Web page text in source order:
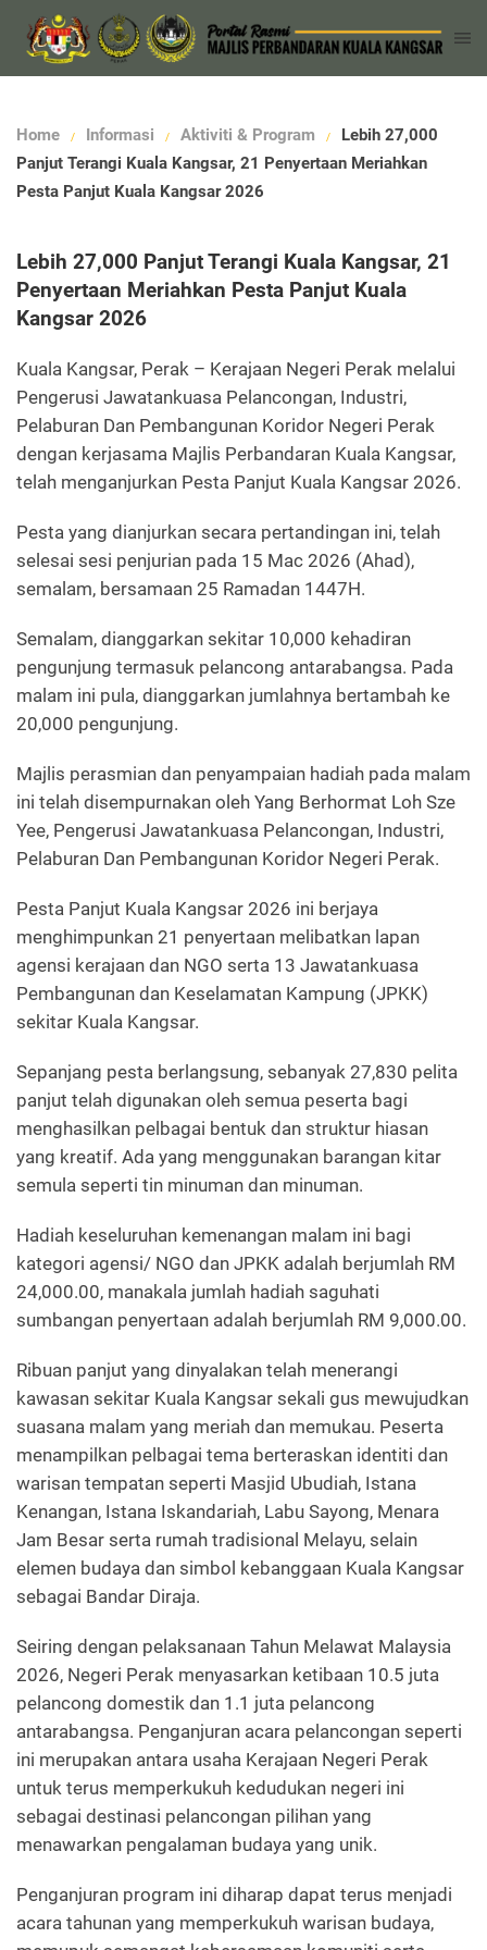
Home Informasi Aktiviti & Program
Lebih 27,000
Panjut Terangi Kuala Kangsar, 21 Penyertaan Meriahkan
Pesta Panjut Kuala Kangsar 2026
Lebih 27,000 Panjut Terangi Kuala Kangsar, 21
Penyertaan Meriahkan Pesta Panjut Kuala
Kangsar 2026
Kuala Kangsar, Perak – Kerajaan Negeri Perak melalui
Pengerusi Jawatankuasa Pelancongan, Industri,
Pelaburan Dan Pembangunan Koridor Negeri Perak
dengan kerjasama Majlis Perbandaran Kuala Kangsar,
telah menganjurkan Pesta Panjut Kuala Kangsar 2026.
Pesta yang dianjurkan secara pertandingan ini, telah
selesai sesi penjurian pada 15 Mac 2026 (Ahad),
semalam, bersamaan 25 Ramadan 1447H.
Semalam, dianggarkan sekitar 10,000 kehadiran
pengunjung termasuk pelancong antarabangsa. Pada
malam ini pula, dianggarkan jumlahnya bertambah ke
20,000 pengunjung.
Majlis perasmian dan penyampaian hadiah pada malam
ini telah disempurnakan oleh Yang Berhormat Loh Sze
Yee, Pengerusi Jawatankuasa Pelancongan, Industri,
Pelaburan Dan Pembangunan Koridor Negeri Perak.
Pesta Panjut Kuala Kangsar 2026 ini berjaya
menghimpunkan 21 penyertaan melibatkan lapan
agensi kerajaan dan NGO serta 13 Jawatankuasa
Pembangunan dan Keselamatan Kampung (JPKK)
sekitar Kuala Kangsar.
Sepanjang pesta berlangsung, sebanyak 27,830 pelita
panjut telah digunakan oleh semua peserta bagi
menghasilkan pelbagai bentuk dan struktur hiasan
yang kreatif. Ada yang menggunakan barangan kitar
semula seperti tin minuman dan minuman.
Hadiah keseluruhan kemenangan malam ini bagi
kategori agensi/ NGO dan JPKK adalah berjumlah RM
24,000.00, manakala jumlah hadiah saguhati
sumbangan penyertaan adalah berjumlah RM 9,000.00.
Ribuan panjut yang dinyalakan telah menerangi
kawasan sekitar Kuala Kangsar sekali gus mewujudkan
suasana malam yang meriah dan memukau. Peserta
menampilkan pelbagai tema berteraskan identiti dan
warisan tempatan seperti Masjid Ubudiah, Istana
Kenangan, Istana Iskandariah, Labu Sayong, Menara
Jam Besar serta rumah tradisional Melayu, selain
elemen budaya dan simbol kebanggaan Kuala Kangsar
sebagai Bandar Diraja.
Seiring dengan pelaksanaan Tahun Melawat Malaysia
2026, Negeri Perak menyasarkan ketibaan 10.5 juta
pelancong domestik dan 1.1 juta pelancong
antarabangsa. Penganjuran acara pelancongan seperti
ini merupakan antara usaha Kerajaan Negeri Perak
untuk terus memperkukuh kedudukan negeri ini
sebagai destinasi pelancongan pilihan yang
menawarkan pengalaman budaya yang unik.
Penganjuran program ini diharap dapat terus menjadi
acara tahunan yang memperkukuh warisan budaya,